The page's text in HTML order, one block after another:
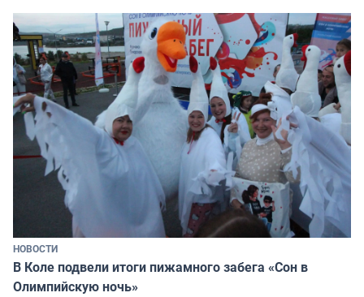
НОВОСТИ
В Коле подвели итоги пижамного забега «Сон в
Олимпийскую ночь»